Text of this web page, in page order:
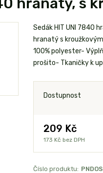
Sedák HIT UNI 7840
hranatý s
100% polyester-
prošito- Tkaničky k
Dostupnost
209 Kč
173 Kč bez DPH
Číslo produktu: